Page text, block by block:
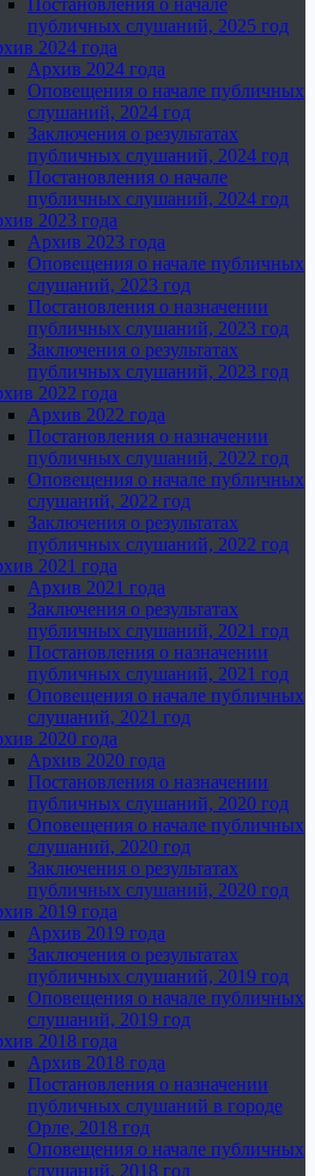
Постановления о начале
публичных слушаний, 2025 год
2024 года
Архив 2024 года
Оповещения о начале публичных
слушаний, 2024 год
Заключения о результатах
публичных слушаний, 2024 год
Постановления о начале
публичных слушаний, 2024 год
2023 года
Архив 2023 года
Оповещения о начале публичных
слушаний, 2023 год
Постановления о назначении
публичных слушаний, 2023 год
Заключения о результатах
публичных слушаний, 2023 год
2022 года
Архив 2022 года
Постановления о назначении
публичных слушаний, 2022 год
Оповещения о начале публичных
слушаний, 2022 год
Заключения о результатах
публичных слушаний, 2022 год
2021 года
Архив 2021 года
Заключения о результатах
публичных слушаний, 2021 год
Постановления о назначении
публичных слушаний, 2021 год
Оповещения о начале публичных
слушаний, 2021 год
2020 года
Архив 2020 года
Постановления о назначении
публичных слушаний, 2020 год
Оповещения о начале публичных
слушаний, 2020 год
Заключения о результатах
публичных слушаний, 2020 год
2019 года
Архив 2019 года
Заключения о результатах
публичных слушаний, 2019 год
Оповещения о начале публичных
слушаний, 2019 год
2018 года
Архив 2018 года
Постановления о назначении
публичных слушаний в городе
Орле, 2018 год
Оповещения о начале публичных
слушаний, 2018 год